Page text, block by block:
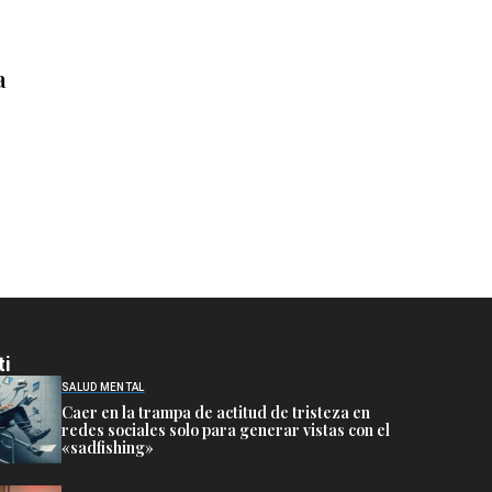
SALUD MENTAL
Caer en la trampa de actitud de tristeza en
redes sociales solo para generar vistas con el
«sadfishing»